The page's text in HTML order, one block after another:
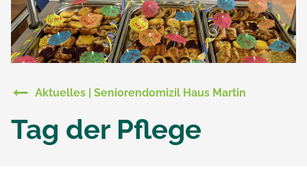
Aktuelles | Seniorendomizil Haus Martin
Tag der Pflege